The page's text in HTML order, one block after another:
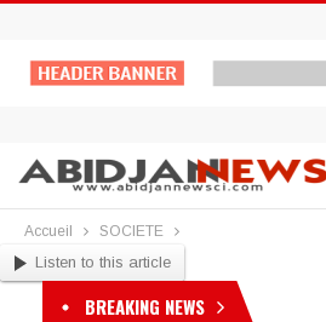
Accueil SOCIETE
Listen to this article
BREAKING NEWS